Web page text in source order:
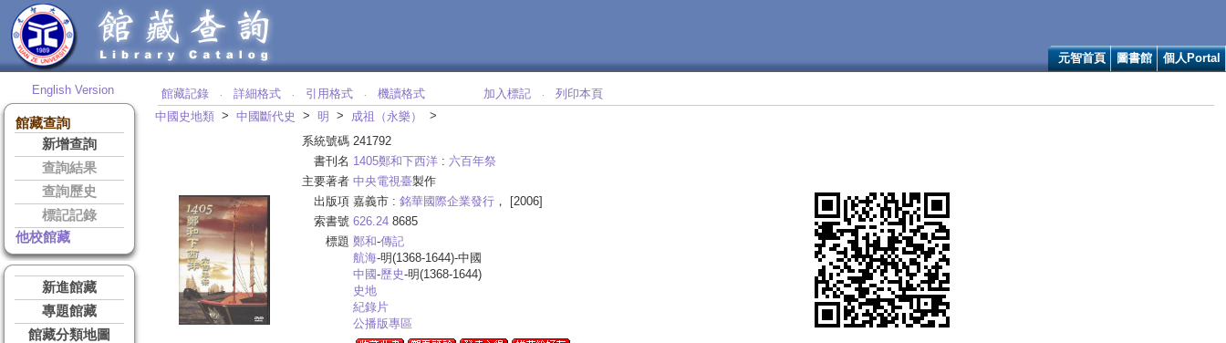
元智首頁 圖書館 個人Portal
English Version
館藏查詢
新增查詢
查詢結果
查詢歷史
標記記錄
他校館藏
新進館藏
專題館藏
館藏分類地圖
館藏記錄 ‧ 詳細格式 ‧ 引用格式 ‧ 機讀格式 加入標記 ‧
列印本頁
中國史地類 > 中國斷代史 > 明 > 成祖（永樂）
>
系統號碼 241792
書刊名 1405鄭和下西洋 : 六百年祭
主要著者 中央電視臺製作
出版項 嘉義市 : 銘華國際企業發行 ， [2006]
索書號 626.24 8685
標題 鄭和-傳記
航海-明(1368-1644)-中國
中國-歷史-明(1368-1644)
史地
紀錄片
公播版專區